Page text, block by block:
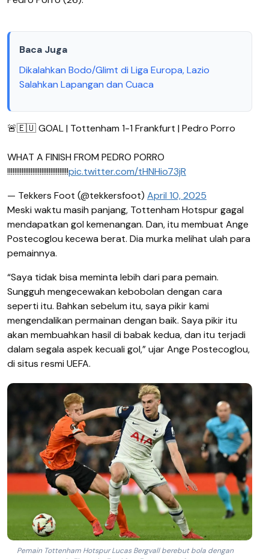
Baca Juga
Dikalahkan Bodo/Glimt di Liga Europa, Lazio
Salahkan Lapangan dan Cuaca
🚨🇪🇺 GOAL | Tottenham 1-1 Frankfurt | Pedro Porro
WHAT A FINISH FROM PEDRO PORRO
!!!!!!!!!!!!!!!!!!!!!!!!!!!!!!!!!!pic.twitter.com/tHNHio73jR
— Tekkers Foot (@tekkersfoot) April 10, 2025
Meski waktu masih panjang, Tottenham Hotspur gagal
mendapatkan gol kemenangan. Dan, itu membuat Ange
Postecoglou kecewa berat. Dia murka melihat ulah para
pemainnya.
“Saya tidak bisa meminta lebih dari para pemain.
Sungguh mengecewakan kebobolan dengan cara
seperti itu. Bahkan sebelum itu, saya pikir kami
mengendalikan permainan dengan baik. Saya pikir itu
akan membuahkan hasil di babak kedua, dan itu terjadi
dalam segala aspek kecuali gol,” ujar Ange Postecoglou,
di situs resmi UEFA.
Pemain Tottenham Hotspur Lucas Bergvall berebut bola dengan